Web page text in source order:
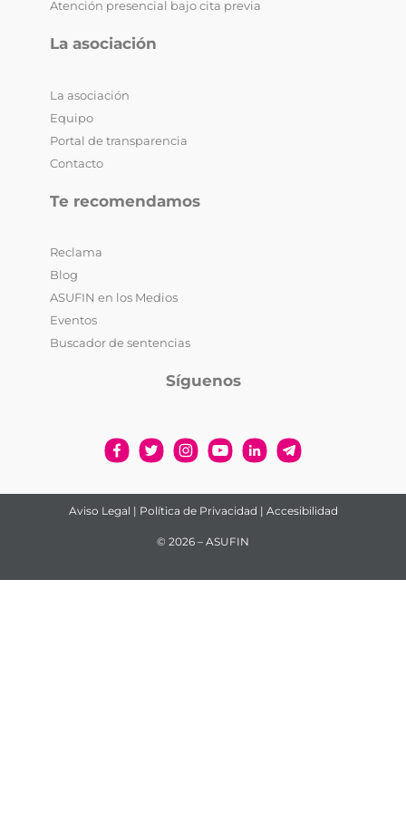
Atención presencial bajo cita previa
La asociación
La asociación
Equipo
Portal de transparencia
Contacto
Te recomendamos
Reclama
Blog
ASUFIN en los Medios
Eventos
Buscador de sentencias
Síguenos
Aviso Legal | Política de Privacidad | Accesibilidad
© 2026 – ASUFIN